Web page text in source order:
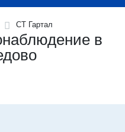
СТ Гартал
в